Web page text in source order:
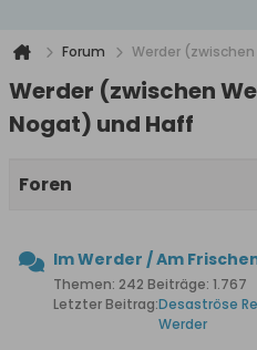
Forum Werder
Werder (zwischen
Nogat) und Haff
Foren
Im Werder / Am
Themen: 242 Beiträge: 1.767
Letzter Beitrag:Desaströse
Werder